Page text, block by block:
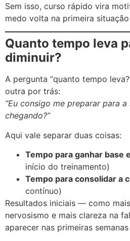
Sem isso, curso rápido vira
medo volta na primeira
Quanto tempo leva
diminuir?
A pergunta “quanto tempo
outra por trás:
“Eu consigo me preparar para
chegando?”
Aqui vale separar duas coisas:
Tempo para ganhar base
início do treinamento)
Tempo para consolidar a
contínuo)
Resultados iniciais — como
nervosismo e mais clareza na
aparecer nas primeiras